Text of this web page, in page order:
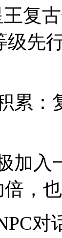
复
级先
累
加
，